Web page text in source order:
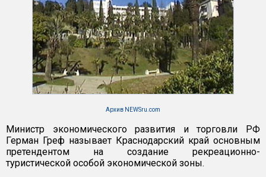
Архив NEWSru.com
Министр экономического развития и торговли РФ
Герман Греф называет Краснодарский край основным
претендентом на создание рекреационно-
туристической особой экономической зоны.